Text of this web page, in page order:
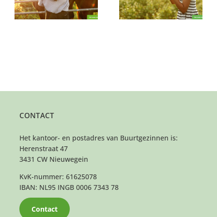
maanden)
CONTACT
Het kantoor- en postadres van Buurtgezinnen is:
Herenstraat 47
3431 CW Nieuwegein
KvK-nummer: 61625078
IBAN: NL95 INGB 0006 7343 78
Contact